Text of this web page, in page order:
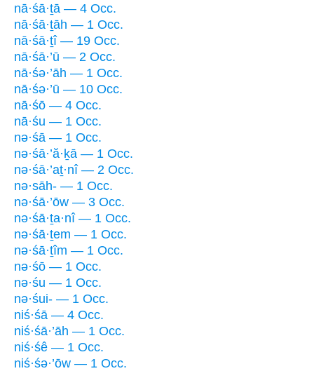
nā·śā·ṯā — 4 Occ.
nā·śā·ṯāh — 1 Occ.
nā·śā·ṯî — 19 Occ.
nā·śā·’ū — 2 Occ.
nā·śə·’āh — 1 Occ.
nā·śə·’ū — 10 Occ.
nā·śō — 4 Occ.
nā·śu — 1 Occ.
nə·śā — 1 Occ.
nə·śā·’ă·ḵā — 1 Occ.
nə·śā·’aṯ·nî — 2 Occ.
nə·sāh- — 1 Occ.
nə·śā·’ōw — 3 Occ.
nə·śā·ṯa·nî — 1 Occ.
nə·śā·ṯem — 1 Occ.
nə·śā·ṯîm — 1 Occ.
nə·śō — 1 Occ.
nə·śu — 1 Occ.
nə·śui- — 1 Occ.
niś·śā — 4 Occ.
niś·śā·’āh — 1 Occ.
niś·śê — 1 Occ.
niś·śə·’ōw — 1 Occ.